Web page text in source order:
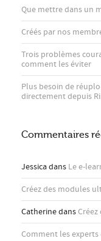
Que mettre dans un
Créés par nos
Trois problèmes
comment les éviter
Plus besoin de
directement depuis
Commentaires
Jessicadans Le e-
CatherinedansCréez des